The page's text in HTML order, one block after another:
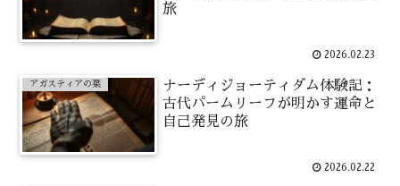
旅
2026.02.23
アガスティアの葉
ナーディジョーティダム体験記：
古代パームリーフが明かす運命と
自己発見の旅
2026.02.22